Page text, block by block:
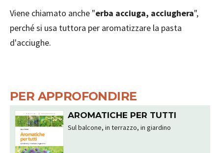
Viene chiamato anche "erba acciuga, acciughera",
perché si usa tuttora per aromatizzare la pasta
d'acciughe.
PER APPROFONDIRE
AROMATICHE PER TUTTI
Sul balcone, in terrazzo, in giardino